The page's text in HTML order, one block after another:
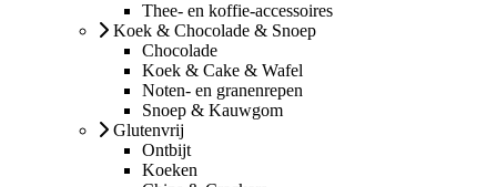
Thee- en koffie-accessoires
Koek & Chocolade & Snoep
Chocolade
Koek & Cake & Wafel
Noten- en granenrepen
Snoep & Kauwgom
Glutenvrij
Ontbijt
Koeken